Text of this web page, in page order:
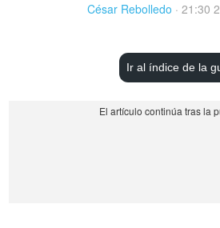
César Rebolledo · 21:30
Ir al índice de la